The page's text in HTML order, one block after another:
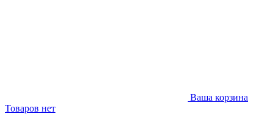
Ваша корзина
Товаров нет